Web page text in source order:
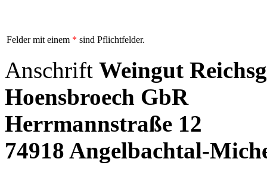
Felder mit einem * sind Pflichtfelder.
Anschrift Weingut
Hoensbroech GbR
Herrmannstraße 12
74918 Angelbachtal-